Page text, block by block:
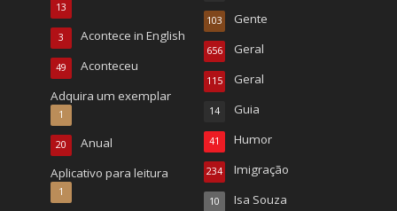
13
Acontece in English
3
Aconteceu
49
Adquira um exemplar
1
Anual
20
Aplicativo para leitura
1
Gente
103
Geral
656
Geral
115
Guia
14
Humor
41
Imigração
234
Isa Souza
10